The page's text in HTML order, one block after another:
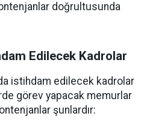
doğrultusunda
Edilecek Kadrolar
istihdam edilecek kadrolar
görev yapacak memurlar
şunlardır: